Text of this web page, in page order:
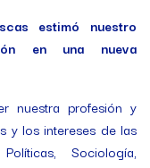
estimó nuestro
en una nueva
nuestra profesión y
y los intereses de las
Sociología,